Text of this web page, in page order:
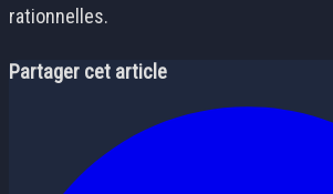
rationnelles.
Partager cet article